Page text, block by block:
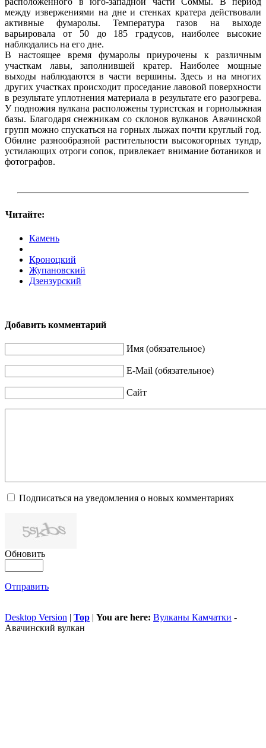
между извержениями на дне и стенках кратера действовали
активные фумаролы. Температура газов на выходе
варьировала от 50 до 185 градусов, наиболее высокие
наблюдались на его дне.
В настоящее время фумаролы приурочены к различным
участкам лавы, заполнившей кратер. Наиболее мощные
выходы наблюдаются в части вершины. Здесь и на многих
других участках происходит проседание лавовой поверхности
в результате уплотнения материала в результате его разогрева.
У подножия вулкана расположены туристская и горнолыжная
базы. Благодаря снежникам со склонов вулканов Авачинской
групп можно спускаться на горных лыжах почти круглый год.
Обилие разнообразной растительности высокогорных тундр,
устилающих отроги сопок, привлекает внимание ботаников и
фотографов.
Читайте:
Камень
Кроноцкий
Жупановский
Дзензурский
Добавить комментарий
Имя (обязательное)
E-Mail (обязательное)
Сайт
Подписаться на уведомления о новых комментариях
Обновить
Отправить
Desktop Version | Top | You are here: Вулканы Камчатки -
Авачинский вулкан